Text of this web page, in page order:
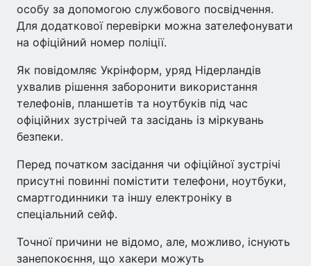
особу за допомогою службового посвідчення.
Для додаткової перевірки можна зателефонувати
на офіційний номер поліції.
Як повідомляє Укрінформ, уряд Нідерландів
ухвалив рішення заборонити використання
телефонів, планшетів та ноутбуків під час
офіційних зустрічей та засідань із міркувань
безпеки.
Перед початком засідання чи офіційної зустрічі
присутні повинні помістити телефони, ноутбуки,
смартгодинники та іншу електроніку в
спеціальний сейф.
Точної причини не відомо, але, можливо, існують
занепокоєння, що хакери можуть